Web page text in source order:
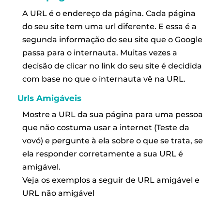
A URL é o endereço da página. Cada página
do seu site tem uma url diferente. E essa é a
segunda informação do seu site que o Google
passa para o internauta. Muitas vezes a
decisão de clicar no link do seu site é decidida
com base no que o internauta vê na URL.
Urls Amigáveis
Mostre a URL da sua página para uma pessoa
que não costuma usar a internet (Teste da
vovó) e pergunte à ela sobre o que se trata, se
ela responder corretamente a sua URL é
amigável.
Veja os exemplos a seguir de URL amigável e
URL não amigável